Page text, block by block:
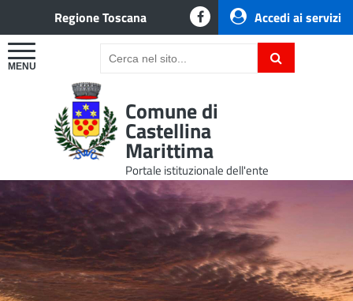
Accedi ai servizi
Regione Toscana
Comune di
Castellina
Marittima
Portale istituzionale dell'ente